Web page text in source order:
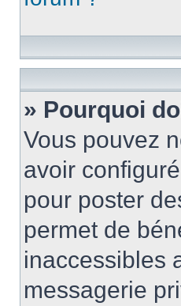
» Pourquoi
Vous pouvez
avoir
pour poster
permet de
inaccessibles
messagerie